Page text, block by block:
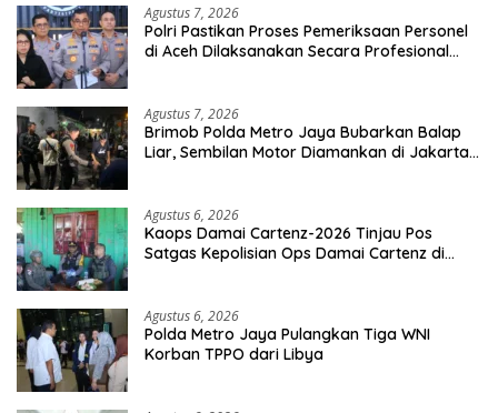
Agustus 7, 2026
Polri Pastikan Proses Pemeriksaan Personel
di Aceh Dilaksanakan Secara Profesional
Agustus 7, 2026
Brimob Polda Metro Jaya Bubarkan Balap
Liar, Sembilan Motor Diamankan di Jakarta
Agustus 6, 2026
Kaops Damai Cartenz-2026 Tinjau Pos
Satgas Kepolisian Ops Damai Cartenz di
Agustus 6, 2026
Polda Metro Jaya Pulangkan Tiga WNI
Korban TPPO dari Libya